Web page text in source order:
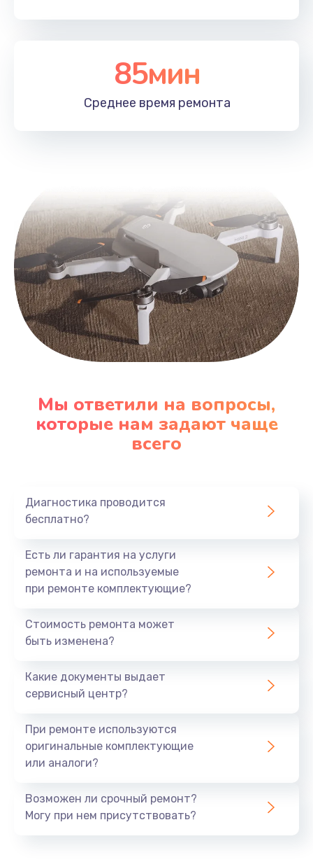
85мин
Среднее время ремонта
Мы ответили на вопросы,
которые нам задают чаще
всего
Диагностика проводится
бесплатно?
Есть ли гарантия на услуги
ремонта и на используемые
при ремонте комплектующие?
Стоимость ремонта может
быть изменена?
Какие документы выдает
сервисный центр?
При ремонте используются
оригинальные комплектующие
или аналоги?
Возможен ли срочный ремонт?
Могу при нем присутствовать?